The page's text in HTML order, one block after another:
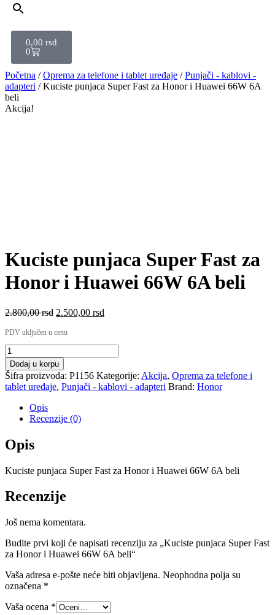
0,00 rsd
0
Početna /Oprema za telefone i tablet uređaje /Punjači - kablovi -
adapteri / Kuciste punjaca Super Fast za Honor i Huawei 66W 6A
beli
Akcija!
Kuciste punjaca Super Fast za
Honor i Huawei 66W 6A beli
2.800,00rsd 2.500,00 rsd
PDV uključen u cenu
Dodaj u korpu
Šifra proizvoda: P1156 Kategorije: Akcija, Oprema za telefone i
tablet uređaje, Punjači - kablovi - adapteri Brand: Honor
Opis
Recenzije (0)
Opis
Kuciste punjaca Super Fast za Honor i Huawei 66W 6A beli
Recenzije
Još nema komentara.
Budite prvi koji će napisati recenziju za „Kuciste punjaca Super Fast
za Honor i Huawei 66W 6A beli“
Vaša adresa e-pošte neće biti objavljena. Neophodna polja su
označena *
Vaša ocena *